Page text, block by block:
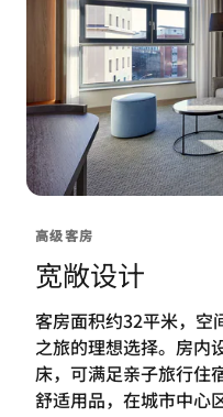
高级客房
宽敞设计
客房面积约32平米，空
之旅的理想选择。房内
床，可满足亲子旅行住
舒适用品，在城市中心